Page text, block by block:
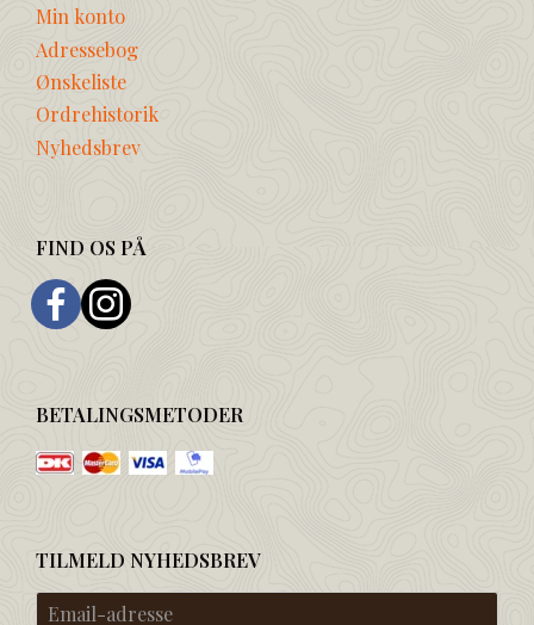
Min konto
Adressebog
Ønskeliste
Ordrehistorik
Nyhedsbrev
FIND OS PÅ
BETALINGSMETODER
TILMELD NYHEDSBREV
Email-